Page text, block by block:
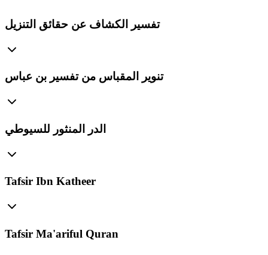
تفسير الكشاف عن حقائق التنزيل
تنوير المقباس من تفسير بن عباس
الدر المنثور للسيوطي
Tafsir Ibn Katheer
Tafsir Ma'ariful Quran